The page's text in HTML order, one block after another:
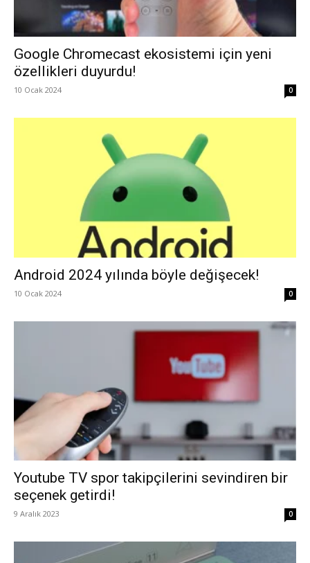
Google Chromecast ekosistemi için yeni
özellikleri duyurdu!
10 Ocak 2024 0
Android 2024 yılında böyle değişecek!
10 Ocak 2024 0
Youtube TV spor takipçilerini sevindiren bir
seçenek getirdi!
9 Aralık 2023 0